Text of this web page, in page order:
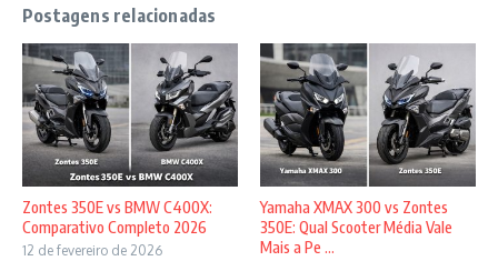
Postagens relacionadas
Zontes 350E vs BMW C400X:
Comparativo Completo 2026
12 de fevereiro de 2026
Yamaha XMAX 300 vs Zontes
350E: Qual Scooter Média Vale
Mais a Pe ...